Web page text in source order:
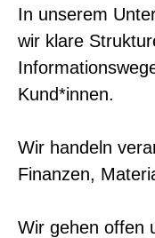
In unserem
wir klare
Kund*innen.
Wir handeln
Finanzen,
Wir gehen offen